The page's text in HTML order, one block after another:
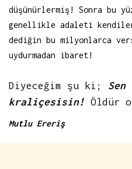
düşünürlermiş! Sonra bu
genellikle adaleti kendileri
dediğin bu milyonlarca
uydurmadan ibaret!
Diyeceğim şu ki; Sen
kraliçesisin! Öldür
Mutlu Ereriş